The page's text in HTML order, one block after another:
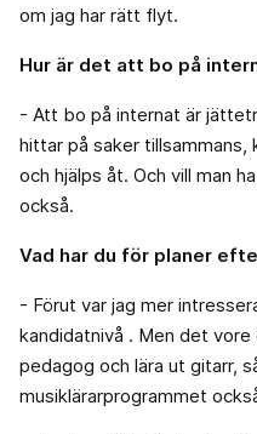
om jag har rätt flyt.
Hur är det att bo på
- Att bo på internat är
hittar på saker tillsammans,
och hjälps åt. Och vill man
också.
Vad har du för planer
- Förut var jag mer
kandidatnivå . Men det
pedagog och lära ut gitarr,
musiklärarprogrammet